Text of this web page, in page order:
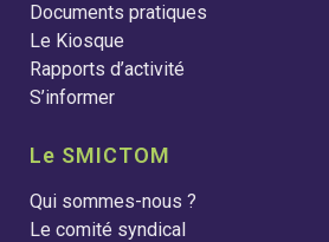
Documents pratiques
Le Kiosque
Rapports d’activité
S’informer
Le SMICTOM
Qui sommes-nous ?
Le comité syndical